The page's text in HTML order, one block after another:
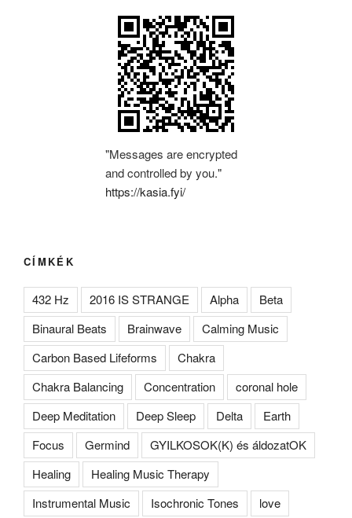
"Messages are encrypted
and controlled by you."
https://kasia.fyi/
CÍMKÉK
432 Hz 2016 IS STRANGE Alpha
Beta
Binaural Beats
Brainwave
Calming Music
Carbon Based Lifeforms
Chakra
Chakra Balancing
Concentration
coronal hole
Deep Meditation
Deep Sleep Delta
Earth
Focus
Germind
GYILKOSOK(K) és áldozatOK
Healing
Healing Music Therapy
Instrumental Music
Isochronic Tones love